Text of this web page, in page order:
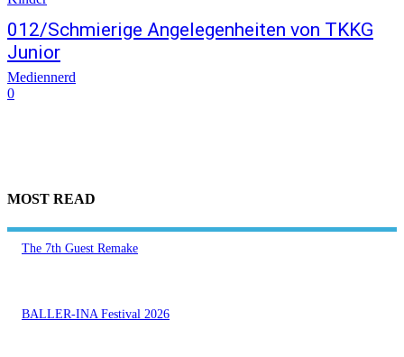
012/Schmierige Angelegenheiten von TKKG
Junior
Mediennerd
0
MOST READ
The 7th Guest Remake
BALLER-INA Festival 2026